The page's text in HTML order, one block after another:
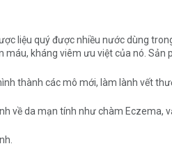
liệu quý được nhiều nước dùng
máu, kháng viêm ưu việt của nó. Sản
thành các mô mới, làm lành vết
về da mạn tính như chàm Eczema,